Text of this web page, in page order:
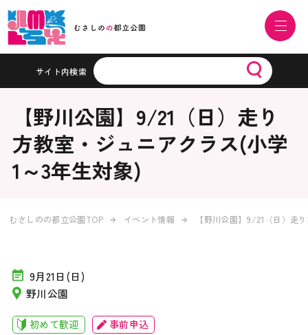
サイト内検索
【野川公園】9/21（日）走り
方教室・ジュニアクラス(小学
1～3年生対象)
むさしのの都立公園TOP イベント情報 【野川公園】9/21（日）走
9月21日(日)
野川公園
初めて歓迎 事前申込